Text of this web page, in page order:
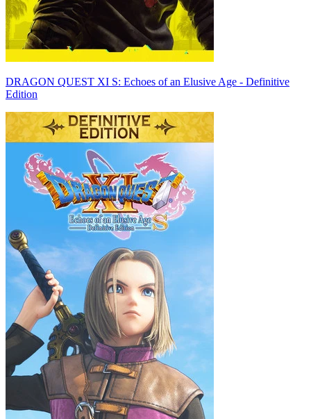
DRAGON QUEST XI S: Echoes of an Elusive Age - Definitive
Edition